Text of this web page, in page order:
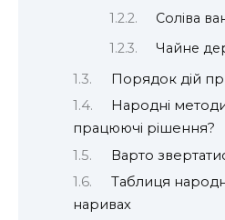
Соліва
Чайне
Порядок дій
Народні
працюючі рішення?
Варто
Таблиця
наривах